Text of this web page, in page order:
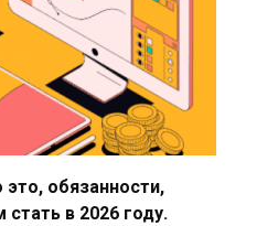
обязанности,
стать в 2026 году.